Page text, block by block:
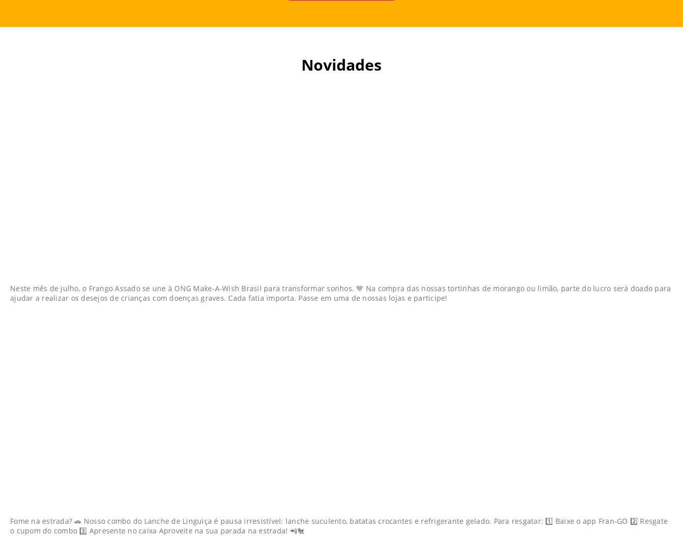
Novidades
Neste mês de julho, o Frango Assado se une à ONG Make-A-Wish Brasil para transformar sonhos. 💙 Na compra das nossas tortinhas de morango ou limão, parte do lucro será doado para
ajudar a realizar os desejos de crianças com doenças graves. Cada fatia importa. Passe em uma de nossas lojas e participe!
Fome na estrada? 🚗 Nosso combo do Lanche de Linguiça é pausa irresistível: lanche suculento, batatas crocantes e refrigerante gelado. Para resgatar: 1️⃣ Baixe o app Fran-GO 2️⃣ Resgate
o cupom do combo 3️⃣ Apresente no caixa Aproveite na sua parada na estrada! 📲🐔